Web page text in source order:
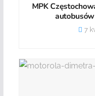
MPK
autobusów
7